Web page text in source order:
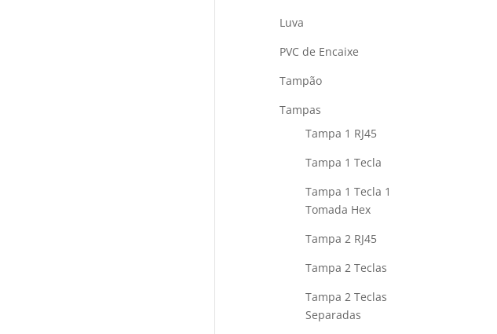
Luva
PVC de Encaixe
Tampão
Tampas
Tampa 1 RJ45
Tampa 1 Tecla
Tampa 1 Tecla 1
Tomada Hex
Tampa 2 RJ45
Tampa 2 Teclas
Tampa 2 Teclas
Separadas